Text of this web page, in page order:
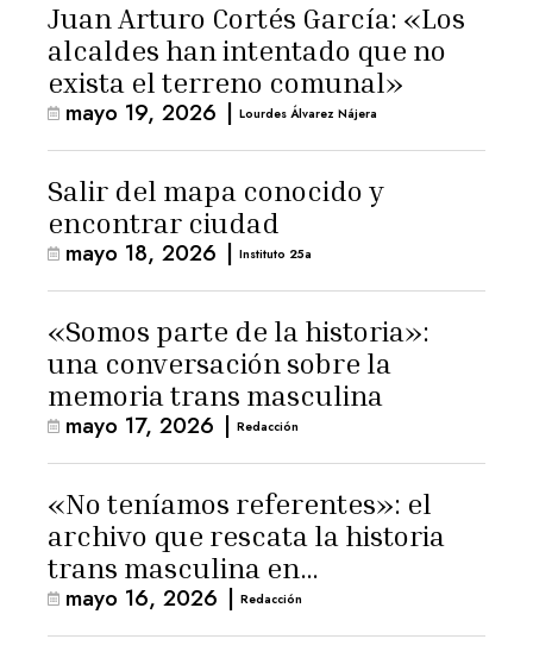
Juan Arturo Cortés García: «Los
alcaldes han intentado que no
exista el terreno comunal»
mayo 19, 2026 | Lourdes Álvarez Nájera
Salir del mapa conocido y
encontrar ciudad
mayo 18, 2026 | Instituto 25a
«Somos parte de la historia»:
una conversación sobre la
memoria trans masculina
mayo 17, 2026 | Redacción
«No teníamos referentes»: el
archivo que rescata la historia
trans masculina en
Latinoamérica
mayo 16, 2026 | Redacción